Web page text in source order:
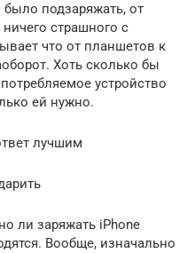
подзаряжать, от
страшного с
что от планшетов к
Хоть сколько бы
устройство
ей нужно.
лучшим
ли заряжать iPhone
Вообще, изначально